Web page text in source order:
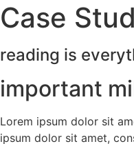
Case
reading is
important
Lorem ipsum dolor sit
ipsum dolor sit amet,